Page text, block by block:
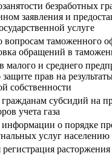
безработных
заявления и
услуге
вопросам таможенного
обращений в
малого и среднего
прав на
собственности
субсидий на
учета газа
о порядке
услуг населению
регистрация расторжения